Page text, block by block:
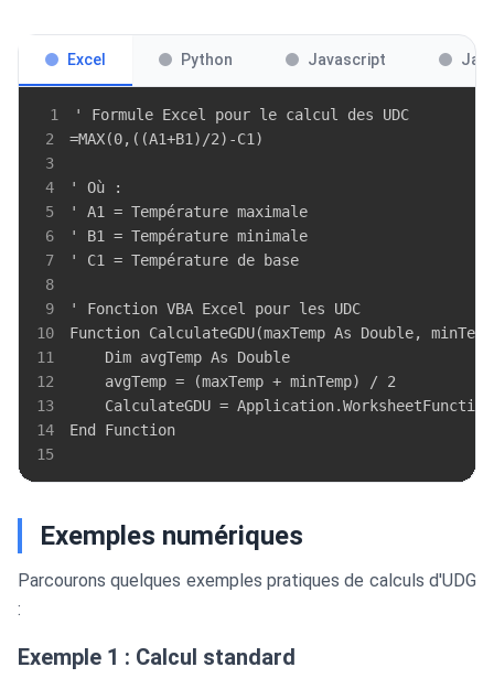
Excel Python Javascript
1
' Formule Excel pour le calcul des UDC
2
3
4
5
' A1 = Température maximale
6
' B1 = Température minimale
7
' C1 = Température de base
8
9
' Fonction VBA Excel pour les UDC
10
11
    Dim avgTemp As Double
12
    avgTemp = (maxTemp + minTemp) / 2
13
14
End Function
15
Exemples numériques
Parcourons quelques exemples pratiques de calculs d'UDG
:
Exemple 1 : Calcul standard